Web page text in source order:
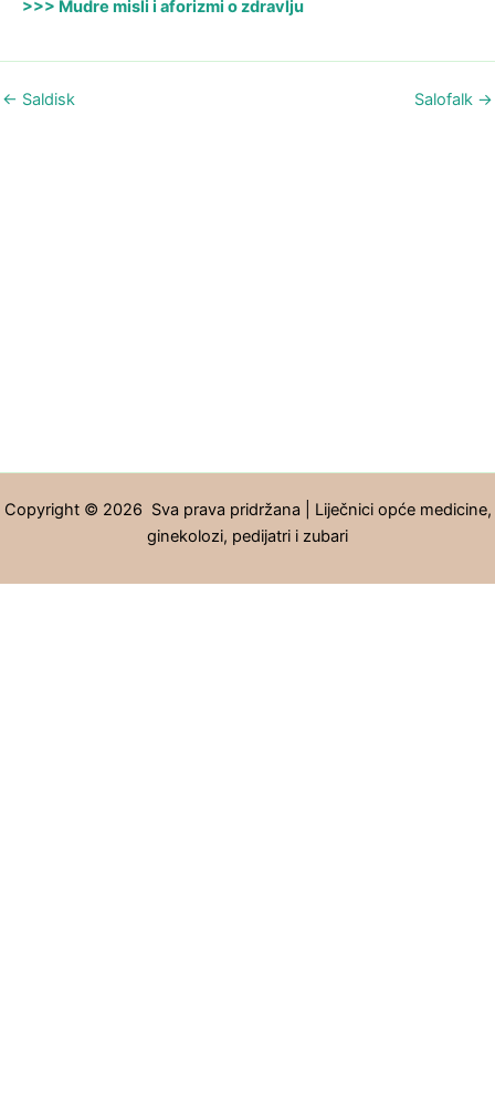
>>> Mudre misli i aforizmi o zdravlju
← Saldisk Salofalk →
Copyright © 2026 Sva prava pridržana | Liječnici opće medicine,
ginekolozi, pedijatri i zubari